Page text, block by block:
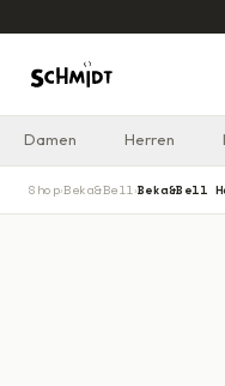
Damen Herren
Shop›Beka&Bell›Beka&Bell